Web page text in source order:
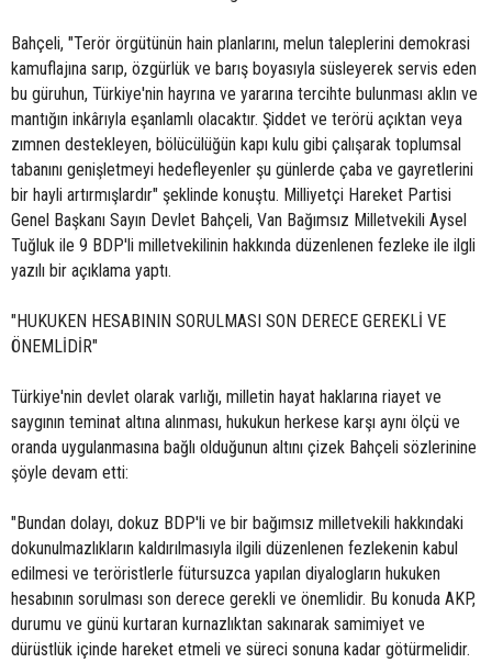
Bahçeli, "Terör örgütünün hain planlarını, melun taleplerini demokrasi
kamuflajına sarıp, özgürlük ve barış boyasıyla süsleyerek servis eden
bu güruhun, Türkiye'nin hayrına ve yararına tercihte bulunması aklın ve
mantığın inkârıyla eşanlamlı olacaktır. Şiddet ve terörü açıktan veya
zımnen destekleyen, bölücülüğün kapı kulu gibi çalışarak toplumsal
tabanını genişletmeyi hedefleyenler şu günlerde çaba ve gayretlerini
bir hayli artırmışlardır" şeklinde konuştu. Milliyetçi Hareket Partisi
Genel Başkanı Sayın Devlet Bahçeli, Van Bağımsız Milletvekili Aysel
Tuğluk ile 9 BDP'li milletvekilinin hakkında düzenlenen fezleke ile ilgli
yazılı bir açıklama yaptı.
"HUKUKEN HESABININ SORULMASI SON DERECE GEREKLİ VE
ÖNEMLİDİR"
Türkiye'nin devlet olarak varlığı, milletin hayat haklarına riayet ve
saygının teminat altına alınması, hukukun herkese karşı aynı ölçü ve
oranda uygulanmasına bağlı olduğunun altını çizek Bahçeli sözlerinine
şöyle devam etti:
"Bundan dolayı, dokuz BDP'li ve bir bağımsız milletvekili hakkındaki
dokunulmazlıkların kaldırılmasıyla ilgili düzenlenen fezlekenin kabul
edilmesi ve teröristlerle fütursuzca yapılan diyalogların hukuken
hesabının sorulması son derece gerekli ve önemlidir. Bu konuda AKP,
durumu ve günü kurtaran kurnazlıktan sakınarak samimiyet ve
dürüstlük içinde hareket etmeli ve süreci sonuna kadar götürmelidir.